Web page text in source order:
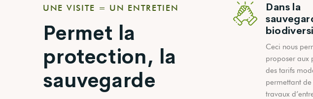
UNE VISITE = UN ENTRETIEN
Permet la
protection, la
sauvegarde
Dans la
Ceci nous
proposer aux
des tarifs
permettant
travaux